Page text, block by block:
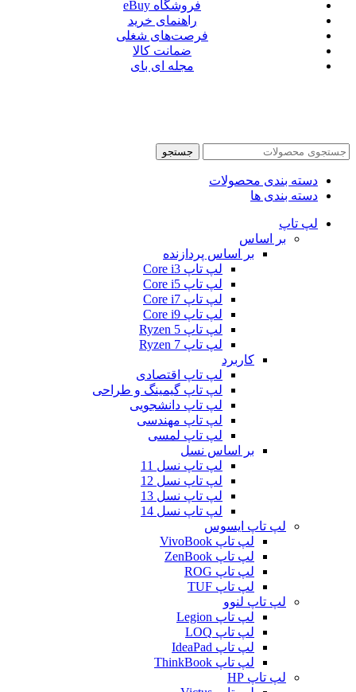
فروشگاه eBuy
راهنمای خرید
فرصت‌های شغلی
ضمانت کالا
مجله ای بای
جستجو
دسته بندی محصولات
دسته بندی ها
لپ تاپ
بر اساس
بر اساس پردازنده
لپ تاپ Core i3
لپ تاپ Core i5
لپ تاپ Core i7
لپ تاپ Core i9
لپ تاپ Ryzen 5
لپ تاپ Ryzen 7
کاربرد
لپ تاپ اقتصادی
لپ تاپ گیمینگ و طراحی
لپ تاپ دانشجویی
لپ تاپ مهندسی
لپ تاپ لمسی
بر اساس نسل
لپ تاپ نسل 11
لپ تاپ نسل 12
لپ تاپ نسل 13
لپ تاپ نسل 14
لپ تاپ ایسوس
لپ تاپ VivoBook
لپ تاپ ZenBook
لپ تاپ ROG
لپ تاپ TUF
لپ تاپ لنوو
لپ تاپ Legion
لپ تاپ LOQ
لپ تاپ IdeaPad
لپ تاپ ThinkBook
لپ تاپ HP